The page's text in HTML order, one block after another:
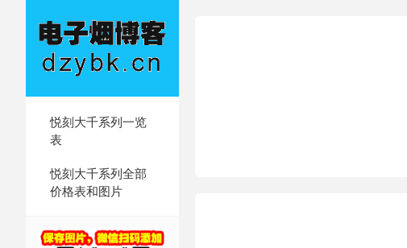
悦刻大千系列一览
表
悦刻大千系列全部
价格表和图片